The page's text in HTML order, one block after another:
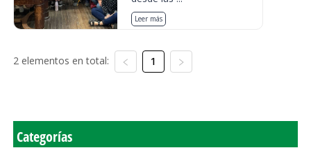
Leer más
2 elementos en total: 1
Categorías